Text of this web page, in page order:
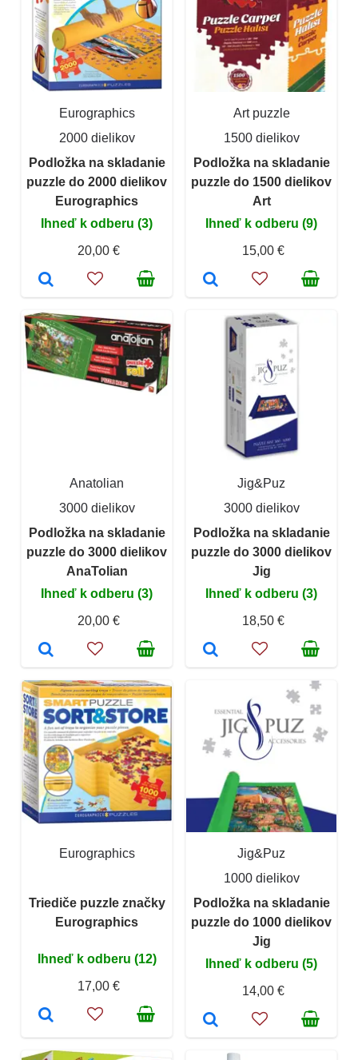
Eurographics
2000 dielikov
Podložka na skladanie
puzzle do 2000 dielikov
Eurographics
Ihneď k odberu (3)
20,00 €
Art puzzle
1500 dielikov
Podložka na skladanie
puzzle do 1500 dielikov
Art
Ihneď k odberu (9)
15,00 €
Anatolian
3000 dielikov
Podložka na skladanie
puzzle do 3000 dielikov
AnaTolian
Ihneď k odberu (3)
20,00 €
Jig&Puz
3000 dielikov
Podložka na skladanie
puzzle do 3000 dielikov
Jig
Ihneď k odberu (3)
18,50 €
Eurographics
Triediče puzzle značky
Eurographics
Ihneď k odberu (12)
17,00 €
Jig&Puz
1000 dielikov
Podložka na skladanie
puzzle do 1000 dielikov
Jig
Ihneď k odberu (5)
14,00 €